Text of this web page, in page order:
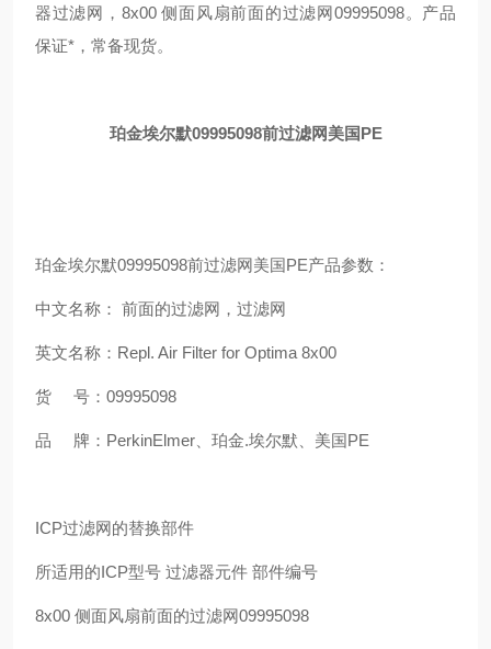
器过滤网，8x00 侧面风扇前面的过滤网09995098。产品
保证*，常备现货。
珀金埃尔默09995098前过滤网美国PE
珀金埃尔默09995098前过滤网美国PE产品参数：
中文名称： 前面的过滤网，过滤网
英文名称：Repl. Air Filter for Optima 8x00
货 号：09995098
品 牌：PerkinElmer、珀金.埃尔默、美国PE
ICP过滤网的替换部件
所适用的ICP型号 过滤器元件 部件编号
8x00 侧面风扇前面的过滤网09995098